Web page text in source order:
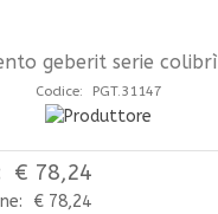
geberit serie colibrì
Codice: PGT.31147
€ 78,24
€ 78,24